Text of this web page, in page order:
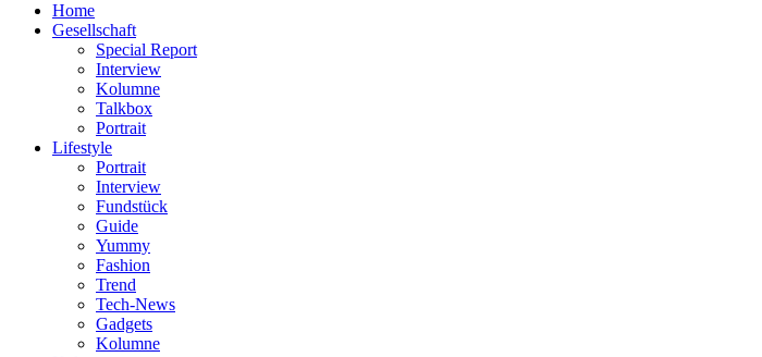
Home
Gesellschaft
Special Report
Interview
Kolumne
Talkbox
Portrait
Lifestyle
Portrait
Interview
Fundstück
Guide
Yummy
Fashion
Trend
Tech-News
Gadgets
Kolumne